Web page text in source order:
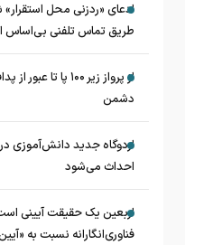
ادعای «ردزنی محل استقرار»
طریق تماس تلفنی
از پرواز زیر ۱۰۰ پا
دشمن
اردوگاه جدید دانش‌آموزی
احداث می‌شود
اربعین یک حقیقت آیینی
فناوری‌انگارانه نسبت به